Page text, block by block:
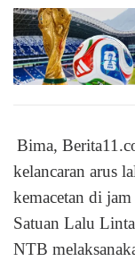
Bima,
kelancaran arus
kemacetan di
Satuan Lalu
NTB